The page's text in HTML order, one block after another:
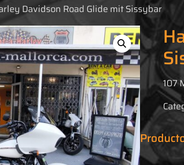
Davidson Road Glide mit Sissybar
107